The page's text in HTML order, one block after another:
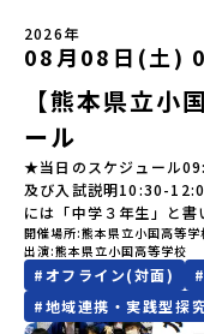
ださい。・キャンセル
合、以下のルールに沿っ
い。プログラム開催日の
絡日：お支払いいただ
料・20日目-8日目：20
の前日：40％・プログ
加またはプログラム開
どの状況等によって開
は原則、開催日1週間前
に達しなかった場合は、
にてご連絡いたします。
についてはこちらをご
ム主催：一般財団法人地
ある若者にあふれる持
「@miratabi.jp」からの
します。※結果に関する
ので、ご了承ください
限りです。PC・スマー
変更はできません。お申
注意ください。・宿泊
いただく予定です。・
レルギー対応希望には
要な場合は必ず事前にご
なくなった場合について
い。やむを得ないお取
ださい。・キャンセルポ
合、以下のルールに沿っ
14:30 解散【対象】中学
らく※1室に複数(同性2
なります：・宿泊費（2
験費用・一部の食事代*
合場所までの往復交通
個人的費用【募集人数
上決定）【参加者決定】
を目途に当落結果をご
(月)12：00 から 6月22
変える！「おためし地域
内容を詳しく知りたい方
Zoomでのオンライン配
ける活動を行っています
行う高校生たちと一緒に
っている先輩から直接
は、きっと「未来への
んな他にはないスペシャ
でアクティビティをし
がら「雄大な自然と生
力に触れ一緒に探求し
グラム内容（予定）＜１
紹介ワーク」「サーモ
史や成り立ちを知る「
目の振り返り会」＜2日
流釣り体験」 -1万年前
2026年
08月08日(土)
【熊本県立小
ール
★当日のスケジュール
及び入試説明10:30-
には「中学３年生」と
す！
開催場所 熊本県立小国高等学
出演 熊本県立小国高等学校
#オフライン(対面)
#地域連携・実践型探